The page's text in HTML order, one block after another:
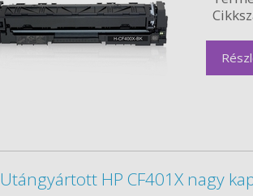
Utángyártott HP CF401X nagy